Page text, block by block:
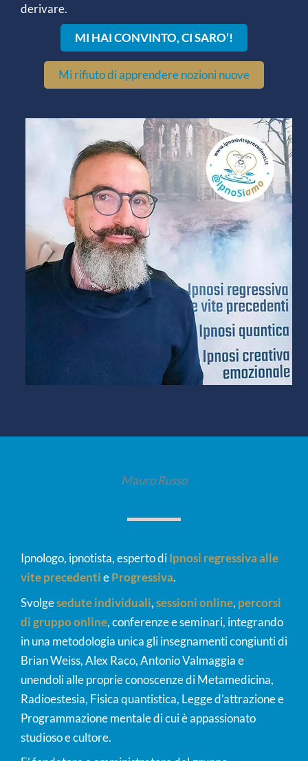
derivare.
MI HAI CONVINTO, CI SARO’!
Mi rifiuto di apprendere nozioni nuove
Mauro Russo
Ipnologo, ipnotista, esperto diIpnosi regressiva alle
vite precedentieProgressiva.
Svolgesedute individuali,sessioni online, percorsi
di gruppo online, conferenze e seminari, integrando
in una metodologia unica gli insegnamenti congiunti di
Brian Weiss, Alex Raco, Antonio Valmaggia e
unendoli alle proprie conoscenze di Metamedicina,
Radioestesia, Fisica quantistica, Legge d’attrazione e
Programmazione mentale di cui è appassionato
studioso e cultore.